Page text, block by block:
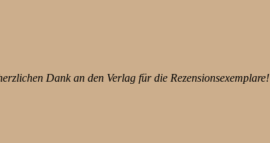
Dank an den Verlag für die Rezensionsexemplare!